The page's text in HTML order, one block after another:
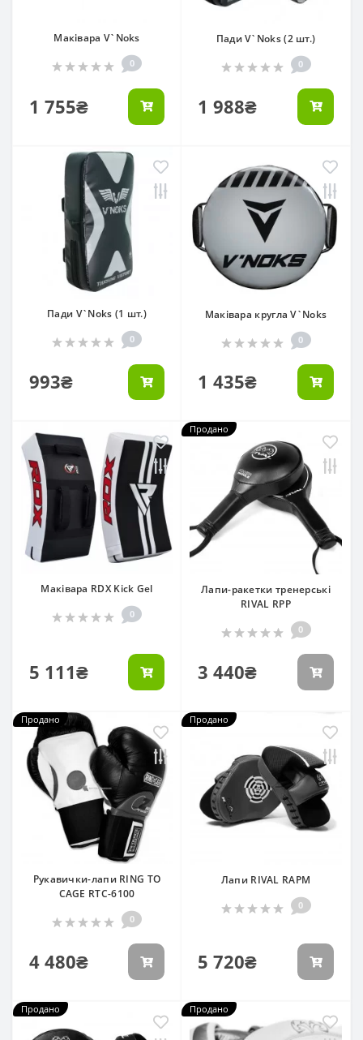
Маківара V`Noks
0
1 755₴
Пади V`Noks (2 шт.)
0
1 988₴
Пади V`Noks (1 шт.)
0
993₴
Маківара кругла V`Noks
0
1 435₴
Маківара RDX Kick Gel
0
5 111₴
Продано
Лапи-ракетки тренерські
RIVAL RPP
0
3 440₴
Продано
Рукавички-лапи RING TO
CAGE RTC-6100
0
4 480₴
Продано
Лапи RIVAL RAPM
0
5 720₴
Продано Продано